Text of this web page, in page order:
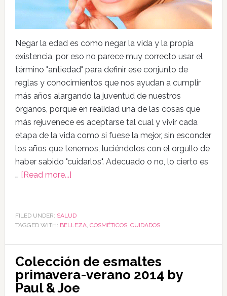
Negar la edad es como negar la vida y la propia
existencia, por eso no parece muy correcto usar el
término "antiedad" para definir ese conjunto de
reglas y conocimientos que nos ayudan a cumplir
más años alargando la juventud de nuestros
órganos, porque en realidad una de las cosas que
más rejuvenece es aceptarse tal cual y vivir cada
etapa de la vida como si fuese la mejor, sin esconder
los años que tenemos, luciéndolos con el orgullo de
haber sabido "cuidarlos". Adecuado o no, lo cierto es
… [Read more...]
FILED UNDER: SALUD
TAGGED WITH: BELLEZA, COSMÉTICOS, CUIDADOS
Colección de esmaltes
primavera-verano 2014 by
Paul & Joe